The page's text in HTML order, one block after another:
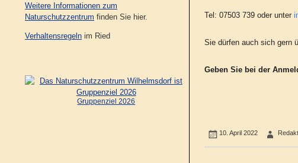
Tel: 07503 739 oder unter
Sie dürfen auch sich gern
Geben Sie bei der
10. April 2022
Weitere Informationen zum
Naturschutzzentrum finden Sie hier.
Verhaltensregeln im Ried
Gruppenziel 2026